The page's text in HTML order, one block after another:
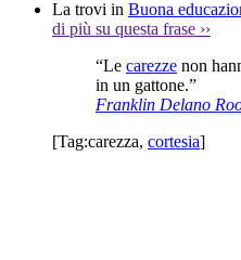
La trovi in Buona
di più su questa frase ››
“Le carezze non
in un gattone.”
Franklin Delano
[Tag:carezza, cortesia]